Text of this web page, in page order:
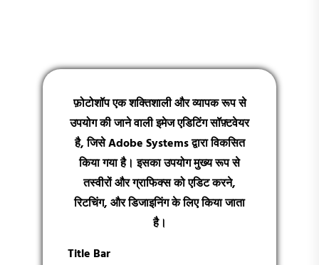
फ़ोटोशॉप एक शक्तिशाली और व्यापक रूप से
उपयोग की जाने वाली इमेज एडिटिंग सॉफ़्टवेयर
है, जिसे Adobe Systems द्वारा विकसित
किया गया है। इसका उपयोग मुख्य रूप से
तस्वीरों और ग्राफिक्स को एडिट करने,
रिटचिंग, और डिजाइनिंग के लिए किया जाता
है।
Title Bar